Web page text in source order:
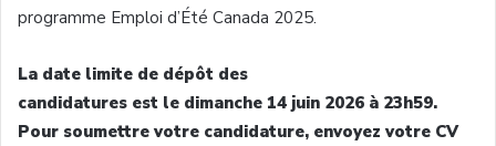
programme Emploi d’Été Canada 2025.
La date limite de dépôt des
candidatures est le dimanche 14 juin 2026 à 23h59.
Pour soumettre votre candidature, envoyez votre CV